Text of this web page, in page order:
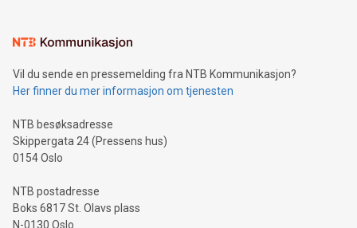
Vil du sende en pressemelding fra NTB Kommunikasjon?
Her finner du mer informasjon om tjenesten
NTB besøksadresse
Skippergata 24 (Pressens hus)
0154 Oslo
NTB postadresse
Boks 6817 St. Olavs plass
N-0130 Oslo